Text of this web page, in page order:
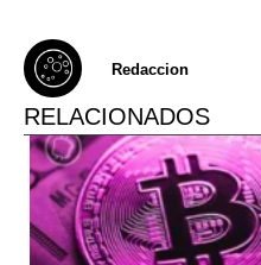
Redaccion
RELACIONADOS